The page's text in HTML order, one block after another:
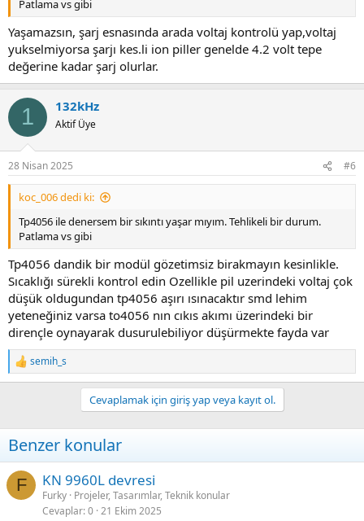
Patlama vs gibi
Yaşamazsın, şarj esnasında arada voltaj kontrolü yap,voltaj
yukselmiyorsa şarjı kes.li ion piller genelde 4.2 volt tepe
değerine kadar şarj olurlar.
1 132kHz
Aktif Üye
28 Nisan 2025 #6
koc_006 dedi ki:
Tp4056 ile denersem bir sıkıntı yaşar mıyım. Tehlikeli bir durum.
Patlama vs gibi
Tp4056 dandik bir modül gözetimsiz birakmayın kesinlikle.
Sıcaklığı sürekli kontrol edin Ozellikle pil uzerindeki voltaj çok
düşük oldugundan tp4056 aşırı ısınacaktır smd lehim
yeteneğiniz varsa to4056 nın cıkıs akımı üzerindeki bir
dirençle oynayarak dusurulebiliyor düşürmekte fayda var
R
e
i
o
s
semih_s
Cevaplamak için giriş yap veya kayıt ol.
Benzer konular
F KN 9960L devresi
Furky Projeler, Tasarımlar, Teknik konular
Cevaplar 0 21 Ekim 2025